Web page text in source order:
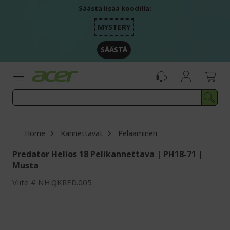
Säästä lisää koodilla:
MYSTERY
SÄÄSTÄ
Home Kannettavat Pelaaminen
Predator Helios 18 Pelikannettava | PH18-71 |
Musta
Viite NH.QKRED.005